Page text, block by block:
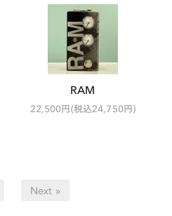
RAM
22,500円(税込24,750円)
Next »